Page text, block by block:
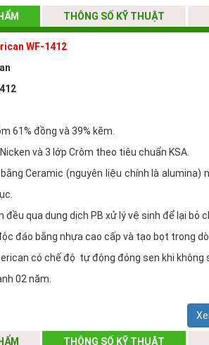
THÔNG SỐ KỸ THUẬT
WF-1412
61% đồng và 39% kẽm.
và 3 lớp Crôm theo tiêu chuẩn KSA.
Ceramic (nguyên liệu chính là
đều qua dung dịch PB xử lý vệ sinh để lại bỏ
đáo bằng nhựa cao cấp và tạo bọt trong
có chế độ tự động đóng sen khi không
02 năm.
THÔNG SỐ KỸ THUẬT